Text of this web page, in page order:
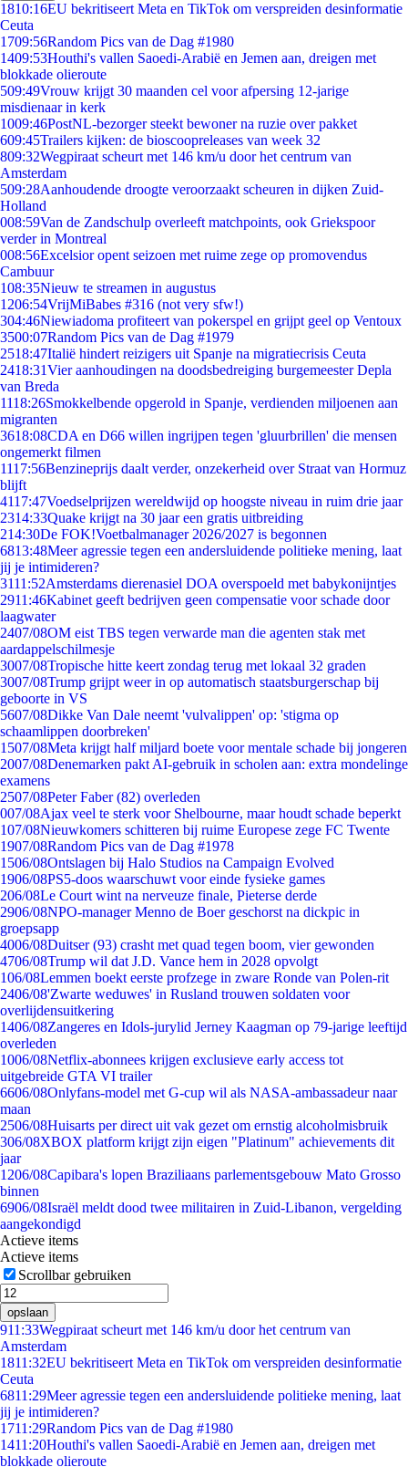
1810:16EU bekritiseert Meta en TikTok om verspreiden desinformatie
Ceuta
1709:56Random Pics van de Dag #1980
1409:53Houthi's vallen Saoedi-Arabië en Jemen aan, dreigen met
blokkade olieroute
509:49Vrouw krijgt 30 maanden cel voor afpersing 12-jarige
misdienaar in kerk
1009:46PostNL-bezorger steekt bewoner na ruzie over pakket
609:45Trailers kijken: de bioscoopreleases van week 32
809:32Wegpiraat scheurt met 146 km/u door het centrum van
Amsterdam
509:28Aanhoudende droogte veroorzaakt scheuren in dijken Zuid-
Holland
008:59Van de Zandschulp overleeft matchpoints, ook Griekspoor
verder in Montreal
008:56Excelsior opent seizoen met ruime zege op promovendus
Cambuur
108:35Nieuw te streamen in augustus
1206:54VrijMiBabes #316 (not very sfw!)
304:46Niewiadoma profiteert van pokerspel en grijpt geel op Ventoux
3500:07Random Pics van de Dag #1979
2518:47Italië hindert reizigers uit Spanje na migratiecrisis Ceuta
2418:31Vier aanhoudingen na doodsbedreiging burgemeester Depla
van Breda
1118:26Smokkelbende opgerold in Spanje, verdienden miljoenen aan
migranten
3618:08CDA en D66 willen ingrijpen tegen 'gluurbrillen' die mensen
ongemerkt filmen
1117:56Benzineprijs daalt verder, onzekerheid over Straat van Hormuz
blijft
4117:47Voedselprijzen wereldwijd op hoogste niveau in ruim drie jaar
2314:33Quake krijgt na 30 jaar een gratis uitbreiding
214:30De FOK!Voetbalmanager 2026/2027 is begonnen
6813:48Meer agressie tegen een andersluidende politieke mening, laat
jij je intimideren?
3111:52Amsterdams dierenasiel DOA overspoeld met babykonijntjes
2911:46Kabinet geeft bedrijven geen compensatie voor schade door
laagwater
2407/08OM eist TBS tegen verwarde man die agenten stak met
aardappelschilmesje
3007/08Tropische hitte keert zondag terug met lokaal 32 graden
3007/08Trump grijpt weer in op automatisch staatsburgerschap bij
geboorte in VS
5607/08Dikke Van Dale neemt 'vulvalippen' op: 'stigma op
schaamlippen doorbreken'
1507/08Meta krijgt half miljard boete voor mentale schade bij jongeren
2007/08Denemarken pakt AI-gebruik in scholen aan: extra mondelinge
examens
2507/08Peter Faber (82) overleden
007/08Ajax veel te sterk voor Shelbourne, maar houdt schade beperkt
107/08Nieuwkomers schitteren bij ruime Europese zege FC Twente
1907/08Random Pics van de Dag #1978
1506/08Ontslagen bij Halo Studios na Campaign Evolved
1906/08PS5-doos waarschuwt voor einde fysieke games
206/08Le Court wint na nerveuze finale, Pieterse derde
2906/08NPO-manager Menno de Boer geschorst na dickpic in
groepsapp
4006/08Duitser (93) crasht met quad tegen boom, vier gewonden
4706/08Trump wil dat J.D. Vance hem in 2028 opvolgt
106/08Lemmen boekt eerste profzege in zware Ronde van Polen-rit
2406/08'Zwarte weduwes' in Rusland trouwen soldaten voor
overlijdensuitkering
1406/08Zangeres en Idols-jurylid Jerney Kaagman op 79-jarige leeftijd
overleden
1006/08Netflix-abonnees krijgen exclusieve early access tot
uitgebreide GTA VI trailer
6606/08Onlyfans-model met G-cup wil als NASA-ambassadeur naar
maan
2506/08Huisarts per direct uit vak gezet om ernstig alcoholmisbruik
306/08XBOX platform krijgt zijn eigen "Platinum" achievements dit
jaar
1206/08Capibara's lopen Braziliaans parlementsgebouw Mato Grosso
binnen
6906/08Israël meldt dood twee militairen in Zuid-Libanon, vergelding
aangekondigd
Actieve items
Actieve items
Scrollbar gebruiken
opslaan
911:33Wegpiraat scheurt met 146 km/u door het centrum van
Amsterdam
1811:32EU bekritiseert Meta en TikTok om verspreiden desinformatie
Ceuta
6811:29Meer agressie tegen een andersluidende politieke mening, laat
jij je intimideren?
1711:29Random Pics van de Dag #1980
1411:20Houthi's vallen Saoedi-Arabië en Jemen aan, dreigen met
blokkade olieroute